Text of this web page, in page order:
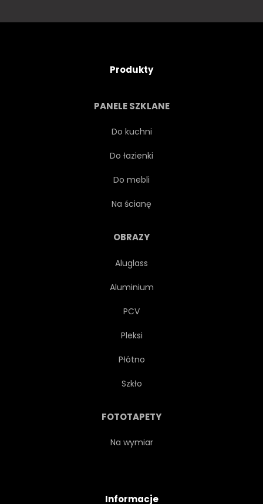
Produkty
PANELE SZKLANE
Do kuchni
Do łazienki
Do mebli
Na ścianę
OBRAZY
Aluglass
Aluminium
PCV
Pleksi
Płótno
Szkło
FOTOTAPETY
Na wymiar
Informacje